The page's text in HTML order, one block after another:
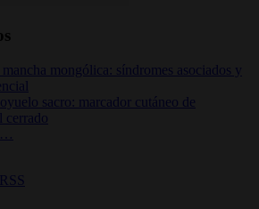
mongólica: síndromes asociados y
sacro: marcador cutáneo de
cerrado